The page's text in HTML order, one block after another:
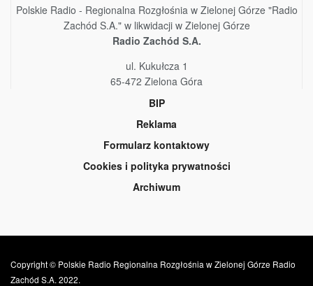
Polskie Radio - Regionalna Rozgłośnia w Zielonej Górze "Radio
Zachód S.A." w likwidacji w Zielonej Górze
Radio Zachód S.A.
ul. Kukułcza 1
65-472 Zielona Góra
BIP
Reklama
Formularz kontaktowy
Cookies i polityka prywatności
Archiwum
Copyright © Polskie Radio Regionalna Rozgłośnia w Zielonej Górze Radio
Zachód S.A. 2022.